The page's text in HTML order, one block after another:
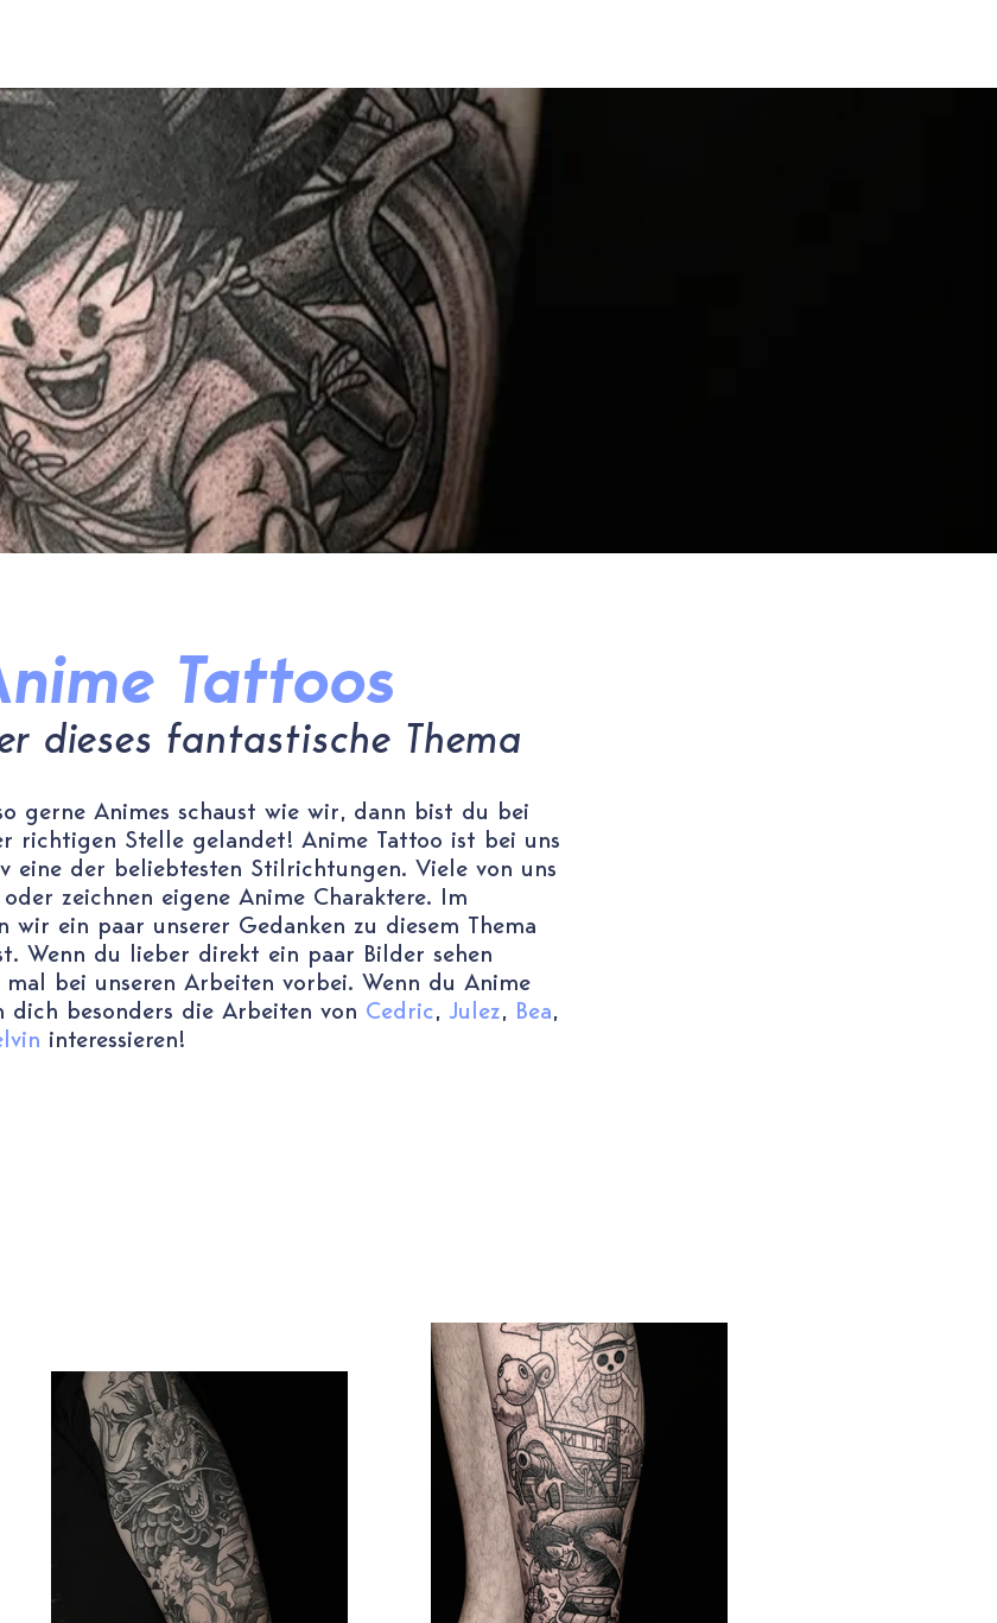
Tattoos
dieses fantastische Thema
gerne Animes schaust wie wir, dann bist du bei
richtigen Stelle gelandet! Anime Tattoo ist bei uns
eine der beliebtesten Stilrichtungen. Viele von uns
zeichnen eigene Anime Charaktere. Im
wir ein paar unserer Gedanken zu diesem Thema
Wenn du lieber direkt ein paar Bilder sehen
mal bei unseren Arbeiten vorbei. Wenn du Anime
dich besonders die Arbeiten von Cedric, Julez, Bea,
interessieren!